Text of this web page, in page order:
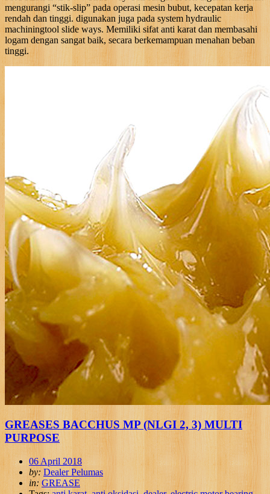
mengurangi “stik-slip” pada operasi mesin bubut, kecepatan kerja
rendah dan tinggi. digunakan juga pada system hydraulic
machiningtool slide ways. Memiliki sifat anti karat dan membasahi
logam dengan sangat baik, secara berkemampuan menahan beban
tinggi.
GREASES BACCHUS MP (NLGI 2, 3) MULTI
PURPOSE
06 April 2018
by: Dealer Pelumas
in: GREASE